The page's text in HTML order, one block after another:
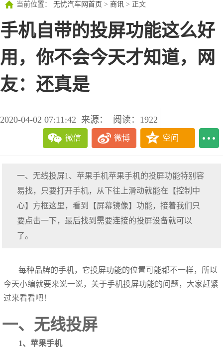
当前位置： 无忧汽车网首页 > 商讯 > 正文
手机自带的投屏功能这么好
用，你不会今天才知道，网
友：还真是
2020-04-02 07:11:42 来源： 阅读：1922
微信 微博 空间
一、无线投屏1、苹果手机苹果手机的投屏功能特别容
易找，只要打开手机，从下往上滑动就能在【控制中
心】方框这里，看到【屏幕镜像】功能，接着我们只
要点击一下，最后找到需要连接的投屏设备就可以
了。
每种品牌的手机，它投屏功能的位置可能都不一样，所以
今天小编就要来说一说，关于手机投屏功能的问题，大家赶紧
过来看看吧！
一、无线投屏
1、苹果手机